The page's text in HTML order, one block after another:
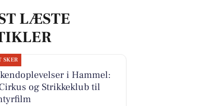
LÆSTE
SKER
i Hammel:
og Strikkeklub til